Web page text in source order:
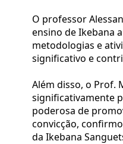
O professor
ensino de Ikebana
metodologias e
significativo e
Além disso, o Prof.
significativamente
poderosa de
convicção,
da Ikebana